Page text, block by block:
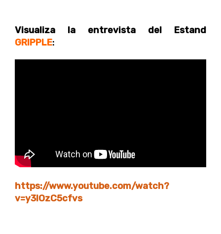
Visualiza la entrevista del Estand
GRIPPLE:
https://www.youtube.com/watch?
v=y3lOzC5cfvs